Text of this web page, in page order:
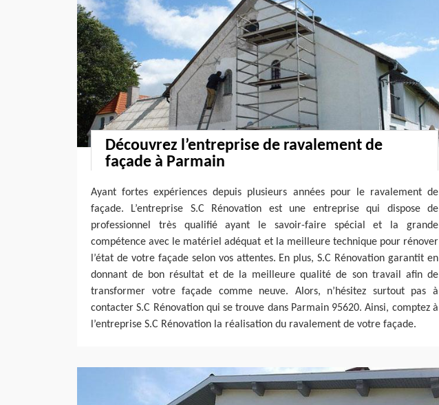
Découvrez l’entreprise de ravalement de
façade à Parmain
Ayant fortes expériences depuis plusieurs années pour le ravalement de
façade. L’entreprise S.C Rénovation est une entreprise qui dispose de
professionnel très qualifié ayant le savoir-faire spécial et la grande
compétence avec le matériel adéquat et la meilleure technique pour rénover
l’état de votre façade selon vos attentes. En plus, S.C Rénovation garantit en
donnant de bon résultat et de la meilleure qualité de son travail afin de
transformer votre façade comme neuve. Alors, n’hésitez surtout pas à
contacter S.C Rénovation qui se trouve dans Parmain 95620. Ainsi, comptez à
l’entreprise S.C Rénovation la réalisation du ravalement de votre façade.